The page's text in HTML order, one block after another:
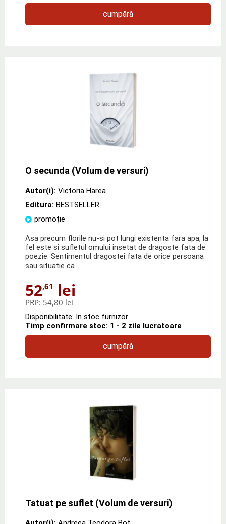
cumpără
O secunda (Volum de versuri)
Autor(i): Victoria Harea
Editura: BESTSELLER
promoție
Asa precum florile nu-si pot lungi existenta fara apa, la
fel este si sufletul omului insetat de dragoste fata de
poezie. Sentimentul dragostei fata de orice persoana
sau situatie ca
52,61 lei
PRP: 54,80 lei
Disponibilitate: In stoc furnizor
Timp confirmare stoc: 1 - 2 zile lucratoare
cumpără
Tatuat pe suflet (Volum de versuri)